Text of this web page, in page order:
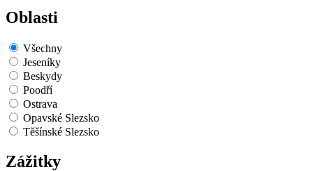
Oblasti
Všechny
Jeseníky
Beskydy
Poodří
Ostrava
Opavské Slezsko
Těšínské Slezsko
Zážitky